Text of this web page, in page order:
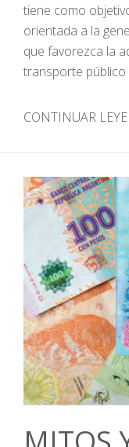
tiene como
orientada a la
que favorezca la
transporte público
CONTINUAR